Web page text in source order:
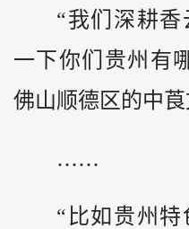
“我们深耕
一下你们贵州有
佛山顺德区的中莨
……
“比如贵州